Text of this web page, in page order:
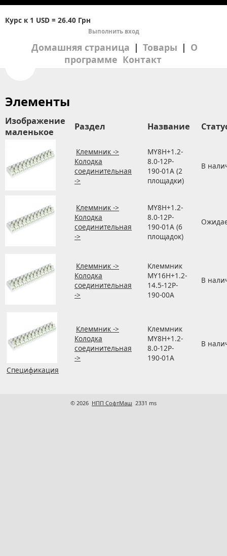
Курс к 1 USD = 26.40 Грн
Выполнить вход
Домашняя страница | Товары | О
программе Контакт
Элементы
Изображение
маленькое
Раздел Название
Клеммник ->
Колодка
соединительная
->
MY8H+1.2-
8.0-12P-
190-01A (2
площадки)
В
Клеммник ->
Колодка
соединительная
->
MY8H+1.2-
8.0-12P-
190-01A (6
площадок)
Клеммник ->
Колодка
соединительная
->
Клеммник
MY16H+1.2-
14.5-12P-
190-00A
В
Спецификация
Клеммник ->
Колодка
соединительная
->
Клеммник
MY8H+1.2-
8.0-12P-
190-01A
В
© 2026 НПП СофтМаш 2331 ms